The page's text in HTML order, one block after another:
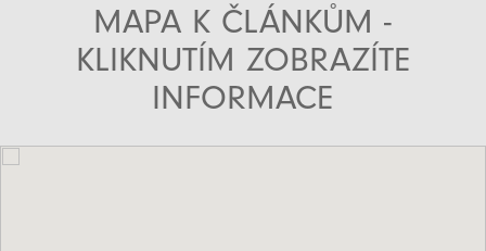
MAPA K ČLÁNKŮM -
KLIKNUTÍM ZOBRAZÍTE
INFORMACE